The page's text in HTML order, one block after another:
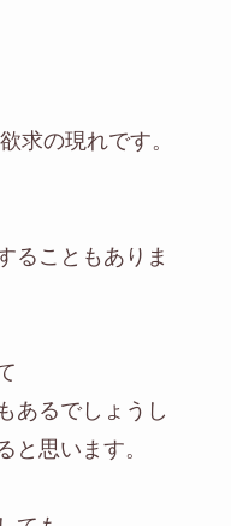
求の現れです。
ることもありま
あるでしょうし
と思います。